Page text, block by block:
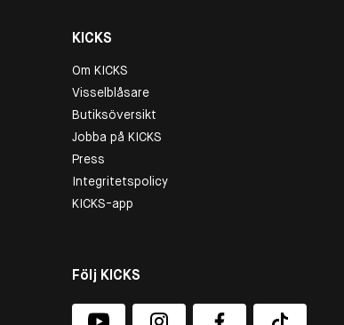
KICKS
Om KICKS
Visselblåsare
Butiksöversikt
Jobba på KICKS
Press
Integritetspolicy
KICKS-app
Följ KICKS